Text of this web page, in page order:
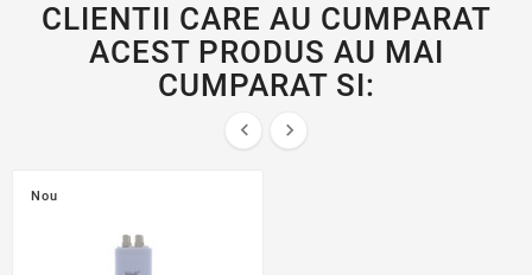
CLIENTII CARE AU CUMPARAT
ACEST PRODUS AU MAI
CUMPARAT SI:
 
Nou